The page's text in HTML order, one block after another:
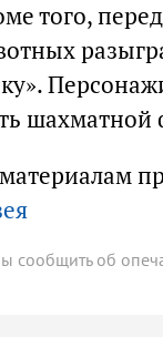
того,
шахматной
сообщить об